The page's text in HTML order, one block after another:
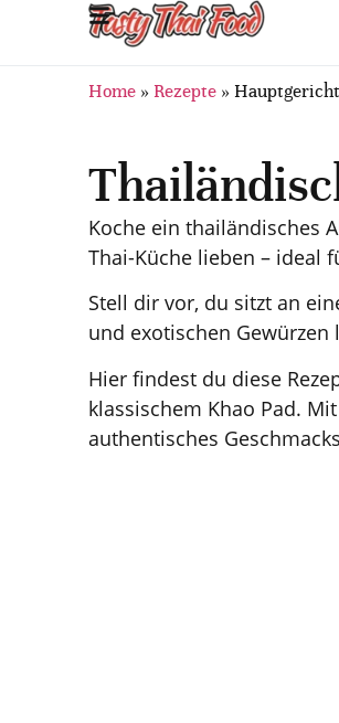
Home » Rezepte » Hauptgericht
Koche ein thailändisches
Thai-Küche lieben – ideal
Stell dir vor, du sitzt an
und exotischen Gewürzen
Hier findest du diese
klassischem Khao Pad.
authentisches